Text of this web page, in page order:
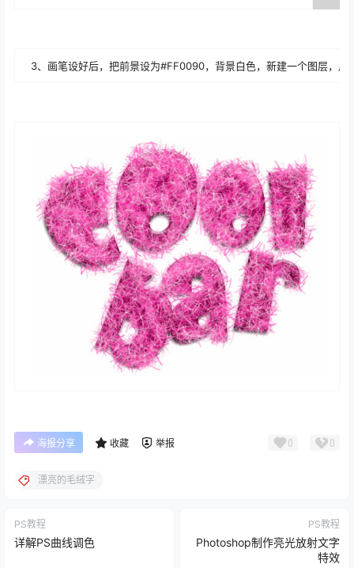
3、画笔设好后，把前景设为#FF0090，背景白色，新建一个图层，
海报分享 收藏 举报 0 0
漂亮的毛绒字
PS教程
详解PS曲线调色
PS教程
Photoshop制作亮光放射文字
特效